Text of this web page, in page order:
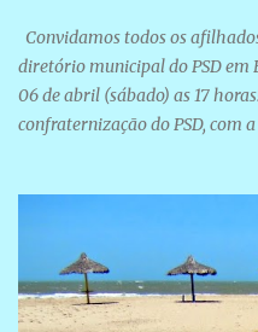
Convidamos todos os
diretório municipal do PSD
06 de abril (sábado) as 17
confraternização do PSD, com